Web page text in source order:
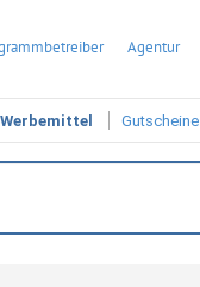
Agentur
Werbemittel Gutscheine